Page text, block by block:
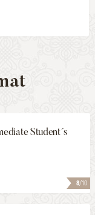
8/10
Student´s